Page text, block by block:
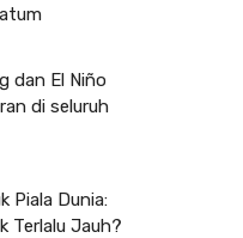
dan El Niño
di seluruh
Piala Dunia:
Terlalu Jauh?